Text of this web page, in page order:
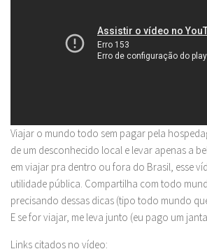
Viajar o mundo todo sem pagar pela
de um desconhecido local e levar apenas a
em viajar pra dentro ou fora do Brasil, esse
utilidade pública. Compartilha com todo
precisando dessas dicas (tipo todo mundo
E se for viajar, me leva junto (eu pago um
Links citados no vídeo: